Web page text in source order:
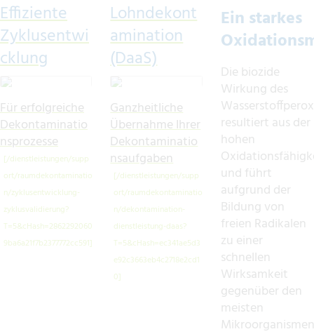
Effiziente
Zyklusentwi
cklung
Für erfolgreiche
Dekontaminatio
nsprozesse
Lohndekont
amination
(DaaS)
Ganzheitliche
Übernahme Ihrer
Dekontaminatio
nsaufgaben
Ein starkes
Die biozide
Wirkung des
resultiert aus der
hohen
und führt
aufgrund der
Bildung von
freien Radikalen
zu einer
schnellen
Wirksamkeit
gegenüber den
meisten